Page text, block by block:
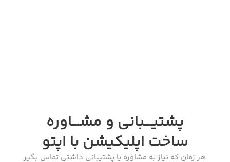
پشتیـــبانی و مشـــاوره
ساخت اپلیکیشن با اپتو
هر زمان که نیاز به مشاوره یا پشتیبانی داشتی تماس بگیر